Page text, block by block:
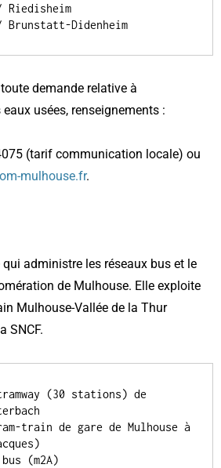
Didenheim
demande relative à
eaux usées, renseignements :
(tarif communication locale) ou
mulhouse.fr.
administre les réseaux bus et le
de Mulhouse. Elle exploite
Mulhouse-Vallée de la Thur
SNCF.
(30 stations) de
train de gare de Mulhouse à
(m2A)